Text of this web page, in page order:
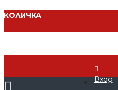
КОЛИЧКА
Вход